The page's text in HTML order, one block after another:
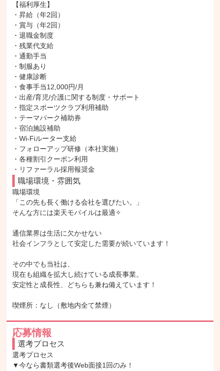
【福利厚生】
・昇給（年2回）
・賞与（年2回）
・退職金制度
・残業代支給
・通勤手当
・制服あり
・健康診断
・食事手当12,000円/月
・出産/育児/介護に関する制度・サポート
・指定スポーツクラブ利用補助
・テーマパーク補助券
・宿泊施設補助
・Wi-Fiルーター支給
・フォローアップ研修（本社実施）
・各種割引クーポン利用
・リファーラル採用報奨金
職場環境・雰囲気
職場環境
「この先も長く働ける会社を選びたい。」
そんな方には楽天モバイルは最適✧
通信業界は生活に欠かせない
社会インフラとして安定した需要が続いています！
その中でも当社は、
現在も組織を拡大し続けている成長事業。
安定性と成長性、どちらも兼ね備えています！
喫煙所：なし（敷地内全て禁煙）
応募情報
選考プロセス
選考プロセス
▼今なら書類選考後Web面接1回のみ！